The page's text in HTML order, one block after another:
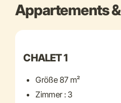
Appartements
CHALET 1
Größe 87 m²
Zimmer : 3